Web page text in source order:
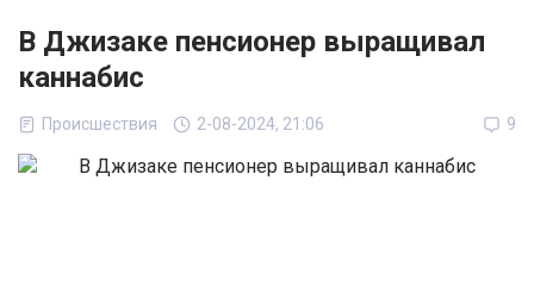
В Джизаке пенсионер выращивал
каннабис
Происшествия 2-08-2024, 21:06 9